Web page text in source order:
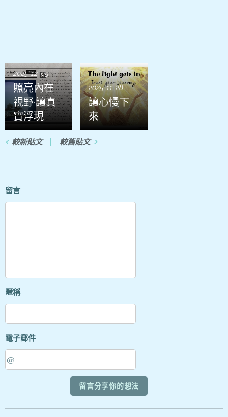
2025-12-09
照亮內在
視野·讓真
實浮現
2025-11-28
讓心慢下
來
較新貼文 較舊貼文
留言
暱稱
電子郵件
留言分享你的想法